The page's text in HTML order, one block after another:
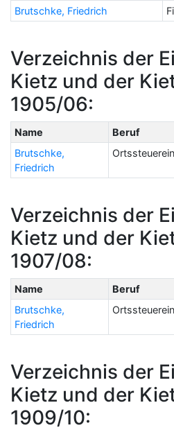
Brutschke, Friedrich
Verzeichnis der
Kietz und der
1905/06:
Name Beruf
Brutschke,
Friedrich
Verzeichnis der
Kietz und der
1907/08:
Name Beruf
Brutschke,
Friedrich
Verzeichnis der
Kietz und der
1909/10: